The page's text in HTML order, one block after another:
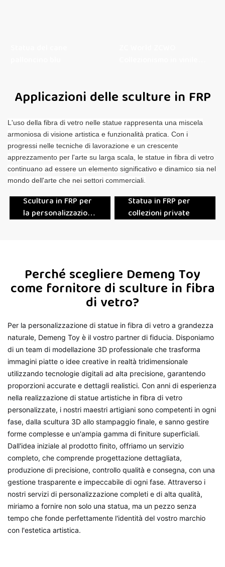
Applicazioni delle sculture in FRP
L'uso della fibra di vetro nelle statue rappresenta una miscela
armoniosa di visione artistica e funzionalità pratica. Con i
progressi nelle tecniche di lavorazione e un crescente
apprezzamento per l'arte su larga scala, le statue in fibra di vetro
continuano ad essere un elemento significativo e dinamico sia nel
mondo dell'arte che nei settori commerciali.
Scultura in FRP per
la personalizzazione
Statua in FRP per
collezioni private
Perché scegliere Demeng Toy
come fornitore di sculture in fibra
di vetro?
Per la personalizzazione di statue in fibra di vetro a grandezza
naturale, Demeng Toy è il vostro partner di fiducia. Disponiamo
di un team di modellazione 3D professionale che trasforma
immagini piatte o idee creative in realtà tridimensionale
utilizzando tecnologie digitali ad alta precisione, garantendo
proporzioni accurate e dettagli realistici. Con anni di esperienza
nella realizzazione di statue artistiche in fibra di vetro
personalizzate, i nostri maestri artigiani sono competenti in ogni
fase, dalla scultura 3D allo stampaggio finale, e sanno gestire
forme complesse e un'ampia gamma di finiture superficiali.
Dall'idea iniziale al prodotto finito, offriamo un servizio
completo, che comprende progettazione dettagliata,
produzione di precisione, controllo qualità e consegna, con una
gestione trasparente e impeccabile di ogni fase. Attraverso i
nostri servizi di personalizzazione completi e di alta qualità,
miriamo a fornire non solo una statua, ma un pezzo senza
tempo che fonde perfettamente l'identità del vostro marchio
con l'estetica artistica.